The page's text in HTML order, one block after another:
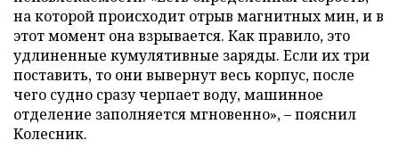
на которой происходит отрыв магнитных мин, и в
этот момент она взрывается. Как правило, это
удлиненные кумулятивные заряды. Если их три
поставить, то они вывернут весь корпус, после
чего судно сразу черпает воду, машинное
отделение заполняется мгновенно», – пояснил
Колесник.